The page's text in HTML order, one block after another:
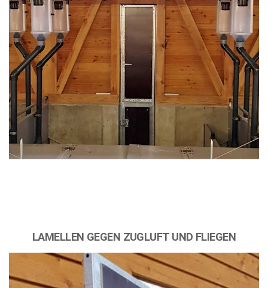
LAMELLEN GEGEN ZUGLUFT UND FLIEGEN